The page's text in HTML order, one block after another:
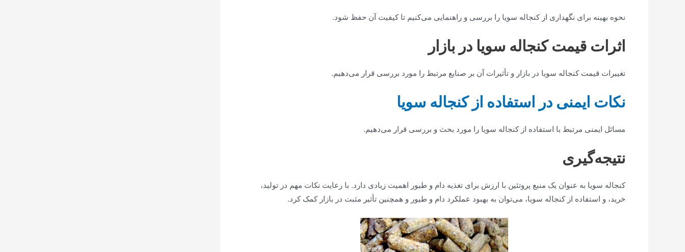
نحوه بهینه برای نگهداری از کنجاله سویا را بررسی و راهنمایی می‌کنیم تا کیفیت آن حفظ شود.
اثرات قیمت کنجاله سویا در بازار
تغییرات قیمت کنجاله سویا در بازار و تأثیرات آن بر صنایع مرتبط را مورد بررسی قرار می‌دهیم.
نکات ایمنی در استفاده از کنجاله سویا
مسائل ایمنی مرتبط با استفاده از کنجاله سویا را مورد بحث و بررسی قرار می‌دهیم.
نتیجه‌گیری
کنجاله سویا به عنوان یک منبع پروتئین با ارزش برای تغذیه دام و طیور اهمیت زیادی دارد. با رعایت نکات مهم در تولید،
خرید، و استفاده از کنجاله سویا، می‌توان به بهبود عملکرد دام و طیور و همچنین تأثیر مثبت در بازار کمک کرد.